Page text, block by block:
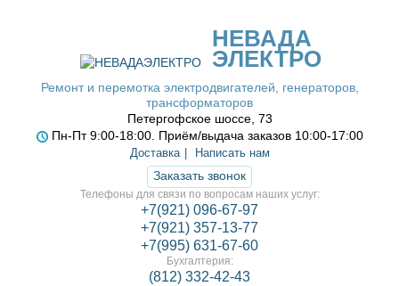
НЕВАДА
ЭЛЕКТРО
Ремонт и перемотка электродвигателей, генераторов,
трансформаторов
Петергофское шоссе, 73
Пн-Пт 9:00-18:00. Приём/выдача заказов 10:00-17:00
Доставка Написать нам
Заказать звонок
Телефоны для связи по вопросам наших услуг:
+7(921) 096-67-97
+7(921) 357-13-77
+7(995) 631-67-60
Бухгалтерия:
(812) 332-42-43